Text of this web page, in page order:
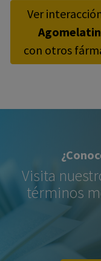
Ver
con otros
Visita
términos